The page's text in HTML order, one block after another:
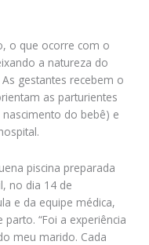
o que ocorre com o
a natureza do
gestantes recebem o
as parturientes
do bebê) e
piscina preparada
no dia 14 de
e da equipe médica,
“Foi a experiência
meu marido. Cada